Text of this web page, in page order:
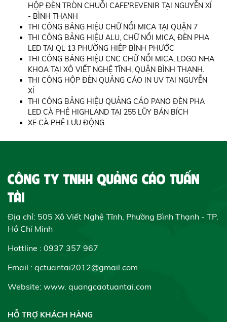
HỘP ĐÈN TRÒN CHUỖI CAFE'REVENIR TẠI NGUYỄN XÍ
- BÌNH THẠNH
THI CÔNG BẢNG HIỆU CHỮ NỔI MICA TẠI QUẬN 7
THI CÔNG BẢNG HIỆU ALU, CHỮ NỔI MICA, ĐÈN PHA
LED TẠI QL 13 PHƯỜNG HIỆP BÌNH PHƯỚC
THI CÔNG BẢNG HIỆU CNC CHỮ NỔI MICA, LOGO NHA
KHOA TẠI XÔ VIẾT NGHỆ TĨNH, QUẬN BÌNH THẠNH.
THI CÔNG HỘP ĐÈN QUẢNG CÁO IN UV TẠI NGUYỄN
XÍ
THI CÔNG BẢNG HIỆU QUẢNG CÁO PANO ĐÈN PHA
LED CÀ PHÊ HIGHLAND TẠI 255 LŨY BÁN BÍCH
XE CÀ PHÊ LƯU ĐỘNG
CÔNG TY TNHH QUẢNG CÁO TUẤN
TÀI
Địa chỉ: 505 Xô Viết Nghệ Tĩnh, Phường Bình Thạnh - TP.
Hồ Chí Minh
Hottline : 0937 357 967
Email : qctuantai2012@gmail.com
Website: www. quangcaotuantai.com
HỖ TRỢ KHÁCH HÀNG